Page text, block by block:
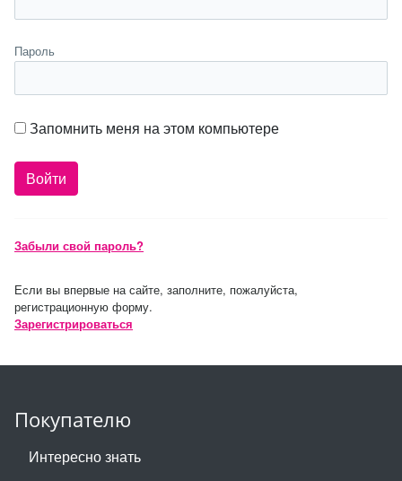
Пароль
Запомнить меня на этом компьютере
Забыли свой пароль?
Если вы впервые на сайте, заполните, пожалуйста,
регистрационную форму.
Зарегистрироваться
Покупателю
Интересно знать